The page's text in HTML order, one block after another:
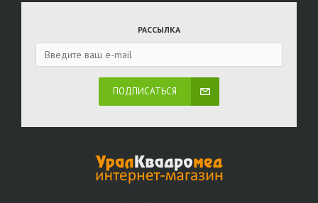
РАССЫЛКА
ПОДПИСАТЬСЯ